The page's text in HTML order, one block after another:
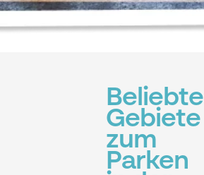
Beliebte
Gebiete
zum
Parken